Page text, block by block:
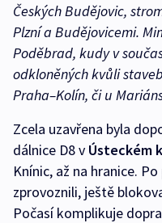
Českých Budějovic,
Plzní a Budějovicemi.
Poděbrad, kudy v
odkloněných kvůli
Praha–Kolín, či u
Zcela uzavřena byla
dálnice D8 v Ústeckém
Knínic, až na hranice.
zprovoznili, ještě
Počasí komplikuje